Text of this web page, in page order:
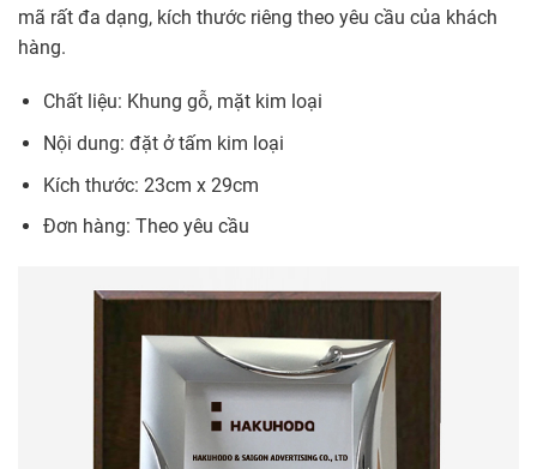
mã rất đa dạng, kích thước riêng theo yêu cầu của khách
hàng.
Chất liệu: Khung gỗ, mặt kim loại
Nội dung: đặt ở tấm kim loại
Kích thước: 23cm x 29cm
Đơn hàng: Theo yêu cầu